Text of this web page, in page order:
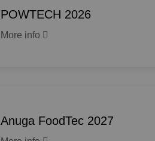
POWTECH 2026
More info
Anuga FoodTec 2027